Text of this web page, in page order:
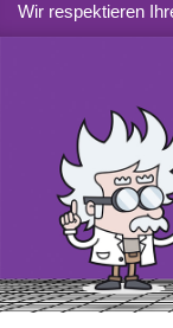
Wir respektieren